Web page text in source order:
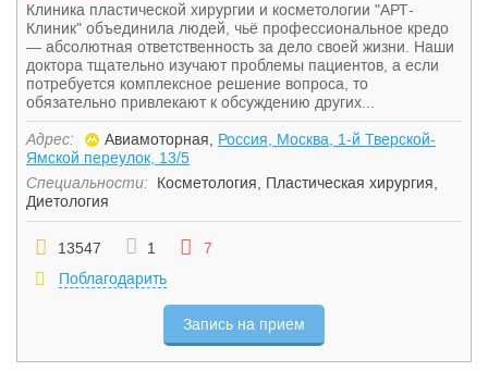
Клиника пластической хирургии и косметологии "АРТ-
Клиник" объединила людей, чьё профессиональное кредо
— абсолютная ответственность за дело своей жизни. Наши
доктора тщательно изучают проблемы пациентов, а если
потребуется комплексное решение вопроса, то
обязательно привлекают к обсуждению других...
Адрес: Авиамоторная, Россия, Москва, 1-й Тверской-
Ямской переулок, 13/5
Специальности:
Косметология Пластическая хирургия
Диетология
13547 1
7
Поблагодарить
Запись на прием